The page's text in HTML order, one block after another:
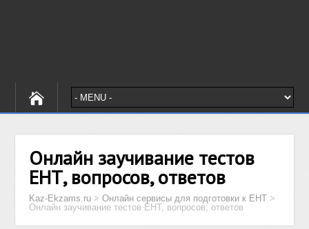
Онлайн заучивание тестов
ЕНТ, вопросов, ответов
Kaz-Ekzams.ru >Онлайн сервисы для подготовки к ЕНТ >
Онлайн заучивание тестов ЕНТ, вопросов, ответов